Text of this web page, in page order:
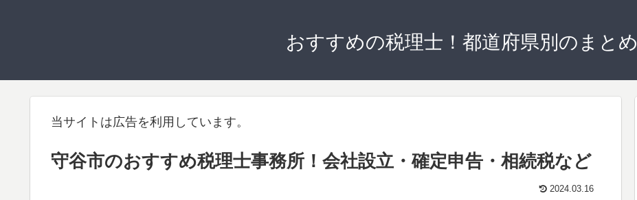
おすすめの税理士！都道府県別のまとめ
当サイトは広告を利用しています。
守谷市のおすすめ税理士事務所！会社設立・確定申告・相続税など
2024.03.16